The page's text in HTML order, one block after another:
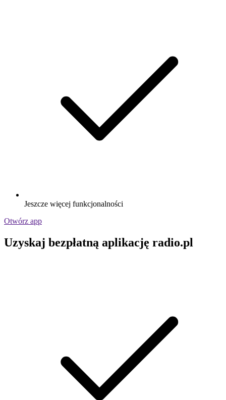
Jeszcze więcej funkcjonalności
Otwórz app
Uzyskaj bezpłatną aplikację radio.pl